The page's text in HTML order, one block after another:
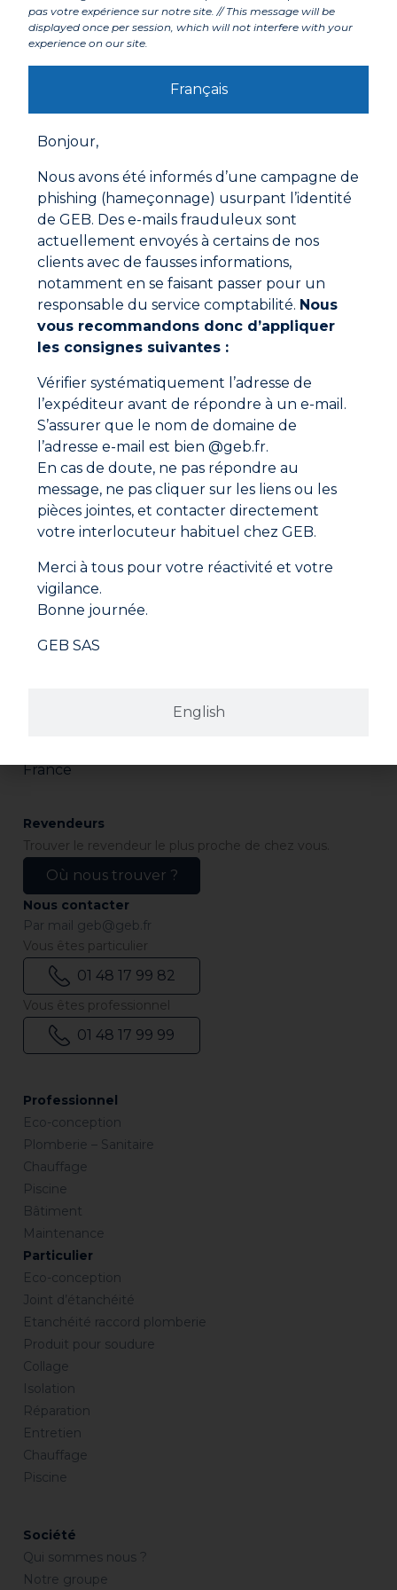
Labels et agréments
Avertissements
Mode d'emploi
Déchirer un morceau de bande à la main.
Poncer légèrement sur l’extrémité des raccords
femelle et mâle avant d’appliquer la colle PVC.
Par la suite appliquer un Décapant PVC avant de
procéder à l’application de la colle.
Documentations à télécharger
Fiche technique
Fiche de données de sécurité
France
Professionnel
Eco-conception
Plomberie – Sanitaire
Chauffage
Piscine
Bâtiment
Maintenance
Particulier
Eco-conception
Joint d’étanchéité
Etanchéité raccord plomberie
Produit pour soudure
Collage
Isolation
Réparation
Entretien
Chauffage
Piscine
Société
Qui sommes nous ?
Notre groupe
Revendeurs
Trouver le revendeur le plus proche de chez vous.
Où nous trouver ?
Nous contacter
Par mail geb@geb.fr
Vous êtes particulier
01 48 17 99 82
Vous êtes professionnel
01 48 17 99 99
pas votre expérience sur notre site. // This message will be
displayed once per session, which will not interfere with your
experience on our site.
Français
English
Bonjour,
Nous avons été informés d’une campagne de
phishing (hameçonnage) usurpant l’identité
de GEB. Des e-mails frauduleux sont
actuellement envoyés à certains de nos
clients avec de fausses informations,
notamment en se faisant passer pour un
responsable du service comptabilité. Nous
vous recommandons donc d’appliquer
les consignes suivantes :
Vérifier systématiquement l’adresse de
l’expéditeur avant de répondre à un e-mail.
S’assurer que le nom de domaine de
l’adresse e-mail est bien @geb.fr.
En cas de doute, ne pas répondre au
message, ne pas cliquer sur les liens ou les
pièces jointes, et contacter directement
votre interlocuteur habituel chez GEB.
Merci à tous pour votre réactivité et votre
vigilance.
Bonne journée.
GEB SAS